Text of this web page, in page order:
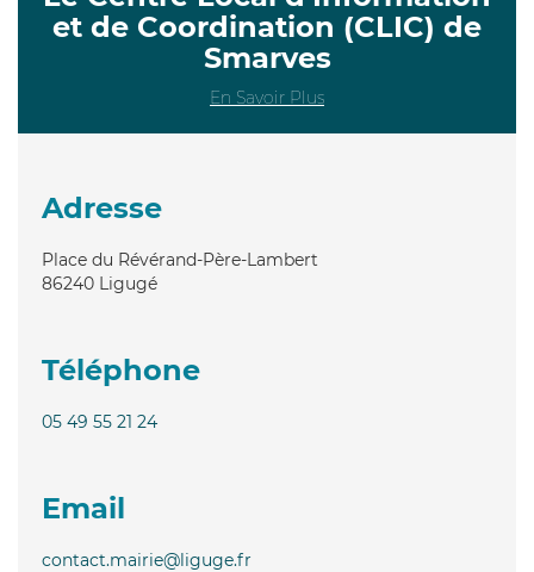
et de Coordination (CLIC) de
Smarves
En Savoir Plus
Adresse
Place du Révérand-Père-Lambert
86240 Ligugé
Téléphone
05 49 55 21 24
Email
contact.mairie@liguge.fr